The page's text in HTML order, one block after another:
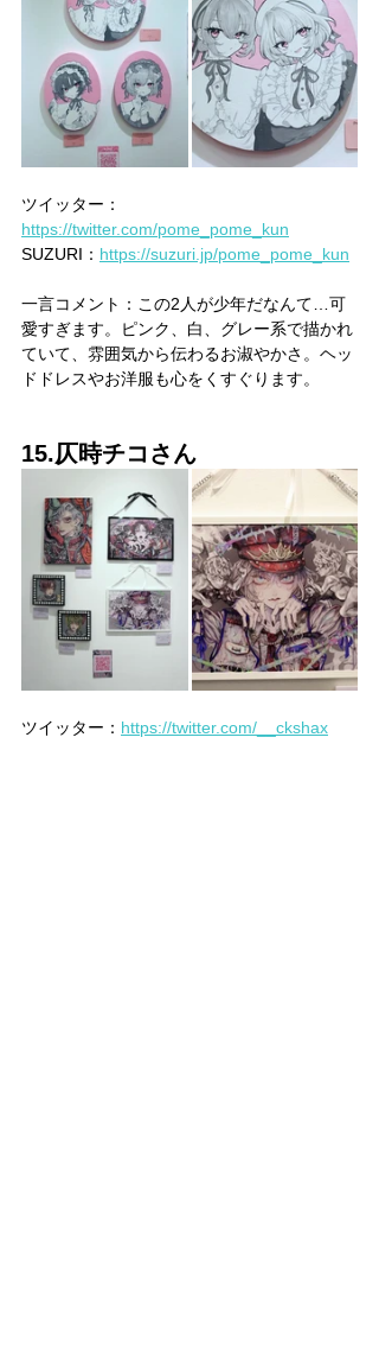
ツイッター：
https://twitter.com/pome_pome_kun
SUZURI： https://suzuri.jp/pome_pome_kun
一言コメント：この2人が少年だなんて…可
愛すぎます。ピンク、白、グレー系で描かれ
ていて、雰囲気から伝わるお淑やかさ。ヘッ
ドドレスやお洋服も心をくすぐります。
15.仄時チコさん
ツイッター： https://twitter.com/__ckshax